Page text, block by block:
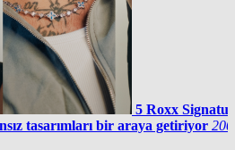
5 Roxx
tasarımları bir araya getiriyor